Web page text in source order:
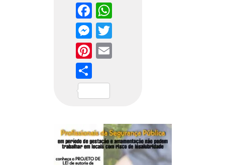
Facebook
WhatsApp
Messenger
Twitter
Pinterest
Email
Share